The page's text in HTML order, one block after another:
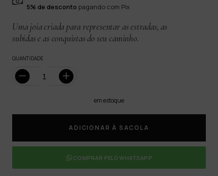
5% de desconto pagando com Pix
Uma joia criada para representar as estradas, as
subidas e as conquistas do seu caminho.
QUANTIDADE
em estoque
COMPRAR PELO WHATSAPP